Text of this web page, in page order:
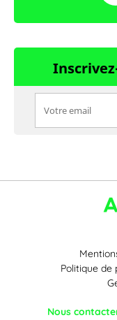
Politique de
Nous